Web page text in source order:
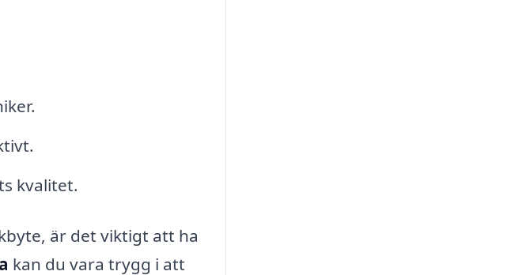
kvalitet.
är det viktigt att ha
kan du vara trygg i att